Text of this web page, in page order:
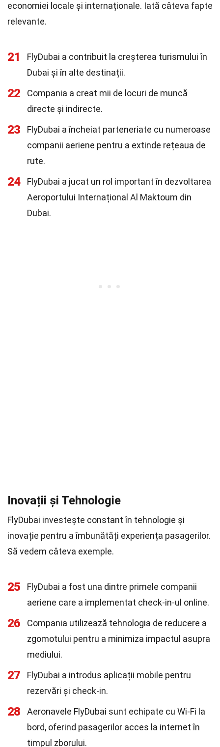
economiei locale și internaționale. Iată câteva fapte
relevante.
21
FlyDubai a contribuit la creșterea turismului în
Dubai și în alte destinații.
22
Compania a creat mii de locuri de muncă
directe și indirecte.
23
FlyDubai a încheiat parteneriate cu numeroase
companii aeriene pentru a extinde rețeaua de
rute.
24
FlyDubai a jucat un rol important în dezvoltarea
Aeroportului Internațional Al Maktoum din
Dubai.
Inovații și Tehnologie
FlyDubai investește constant în tehnologie și
inovație pentru a îmbunătăți experiența pasagerilor.
Să vedem câteva exemple.
25
FlyDubai a fost una dintre primele companii
aeriene care a implementat check-in-ul online.
26
Compania utilizează tehnologia de reducere a
zgomotului pentru a minimiza impactul asupra
mediului.
27
FlyDubai a introdus aplicații mobile pentru
rezervări și check-in.
28
Aeronavele FlyDubai sunt echipate cu Wi-Fi la
bord, oferind pasagerilor acces la internet în
timpul zborului.